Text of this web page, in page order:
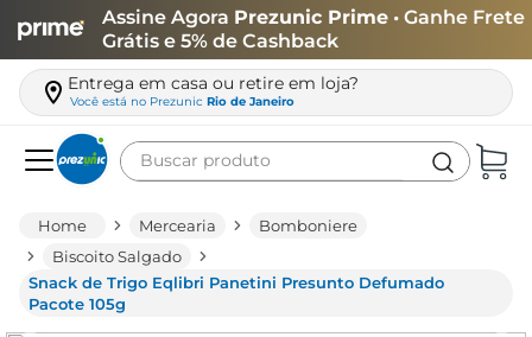
Assine Agora Prezunic Prime • Ganhe Frete
Grátis e 5% de Cashback
Entrega em casa ou retire em loja?
Você está no Prezunic Rio de Janeiro
Buscar produto
Mercearia
Bomboniere
Biscoito Salgado
Snack de Trigo Eqlibri Panetini Presunto Defumado
Pacote 105g
leite